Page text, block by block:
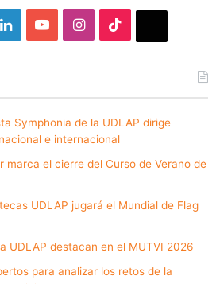
LinkedInYouTubeInstagram
Symphonia de la UDLAP dirige
e internacional
marca el cierre del Curso de Verano de
UDLAP jugará el Mundial de Flag
UDLAP destacan en el MUTVI 2026
para analizar los retos de la